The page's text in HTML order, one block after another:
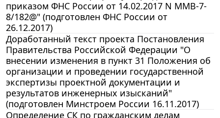
приказом ФНС России от 14.02.2017 N ММВ-7-
8/182@" (подготовлен ФНС России от
26.12.2017)
Доработанный текст проекта Постановления
Правительства Российской Федерации "О
внесении изменения в пункт 31 Положения об
организации и проведении государственной
экспертизы проектной документации и
результатов инженерных изысканий"
(подготовлен Минстроем России 16.11.2017)
Определение СК по гражданским делам